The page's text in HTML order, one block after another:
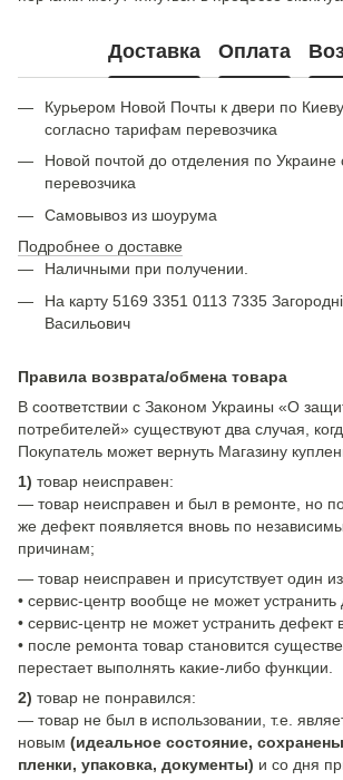
Доставка Оплата
Курьером Новой Почты к двери по
согласно тарифам перевозчика
Новой почтой до отделения по
перевозчика
Самовывоз из шоурума
Подробнее о доставке
Наличными при получении.
На карту 5169 3351 0113 7335
Васильович
Правила возврата/обмена товара
В соответствии с Законом Украины «О
потребителей» существуют два случая,
Покупатель может вернуть Магазину
1) товар неисправен:
— товар неисправен и был в ремонте, но
же дефект появляется вновь по
причинам;
— товар неисправен и присутствует один
• сервис-центр вообще не может устранить
• сервис-центр не может устранить дефект
• после ремонта товар становится
перестает выполнять какие-либо функции.
2) товар не понравился:
— товар не был в использовании, т.е.
новым (идеальное состояние,
пленки, упаковка, документы) и со дня